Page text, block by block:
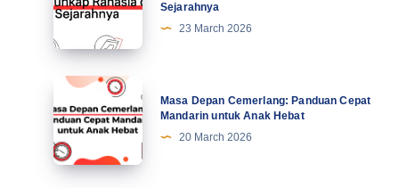
Belajar
Mandarin:
Mengungkap
Rahasia
dari
Jejak
Sejarahnya
Sejarahnya
23 March 2026
Masa
Depan
Cemerlang:
Panduan
Cepat
Masa Depan Cemerlang: Panduan Cepat
Mandarin untuk Anak Hebat
20 March 2026